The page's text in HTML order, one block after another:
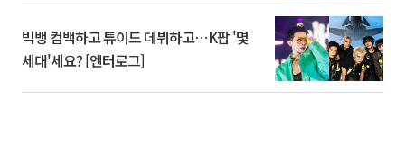
빅뱅 컴백하고 튜이드 데뷔하고⋯K팝 '몇
세대'세요? [엔터로그]